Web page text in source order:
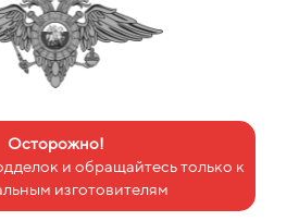
Осторожно!
и обращайтесь только к
изготовителям